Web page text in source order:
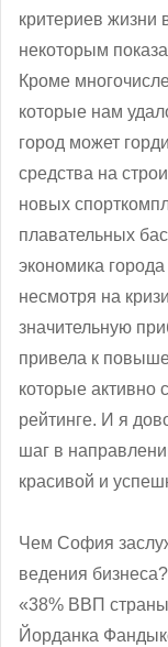
критериев жизни
некоторым
Кроме
которые нам
город может
средства на
новых
плавательных
экономика
несмотря на
значительную
привела к
которые активно
рейтинге. И я
шаг в
красивой и
Чем София
ведения бизнеса?
«38% ВВП
Йорданка